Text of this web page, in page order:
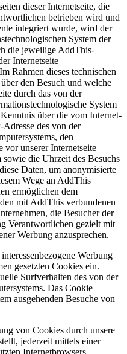
dieser Internetseite, die
betrieben wird und
integriert wurde, wird der
System der
die jeweilige AddThis-
Internetseite
Rahmen dieses technischen
den Besuch und welche
durch das von der
System
über die vom Internet-
des von der
den
unserer Internetseite
sowie die Uhrzeit des Besuchs
Daten, um anonymisierte
Wege an AddThis
ermöglichen dem
mit AddThis verbundenen
die Besucher der
Verantwortlichen gezielt mit
Werbung anzusprechen.
Werbung
gesetzten Cookies ein.
Surfverhalten des von der
Das Cookie
ausgehenden Besuche von
von Cookies durch unsere
jederzeit mittels einer
Internetbrowsers